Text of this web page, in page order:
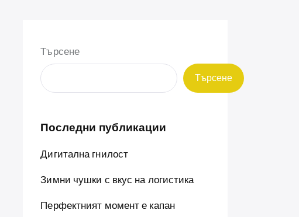
Търсене
Търсене
Последни публикации
Дигитална гнилост
Зимни чушки с вкус на логистика
Перфектният момент е капан